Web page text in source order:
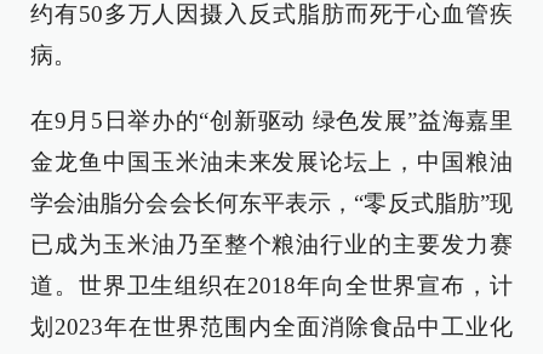
约有50多万人因摄入反式脂肪而死于心血管疾
病。
在9月5日举办的“创新驱动 绿色发展”益海嘉里
金龙鱼中国玉米油未来发展论坛上，中国粮油
学会油脂分会会长何东平表示，“零反式脂肪”现
已成为玉米油乃至整个粮油行业的主要发力赛
道。世界卫生组织在2018年向全世界宣布，计
划2023年在世界范围内全面消除食品中工业化